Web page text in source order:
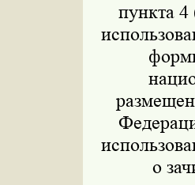
пункта 4
о